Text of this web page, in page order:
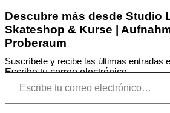
Descubre más desde Studio
Skateshop & Kurse |
Proberaum
Suscríbete y recibe las últimas entradas
Escribe tu correo electrónico…